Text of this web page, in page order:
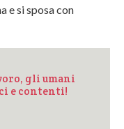
e si sposa con
gli umani
e contenti!